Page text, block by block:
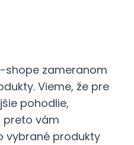
shope zameranom
Vieme, že pre
pohodlie,
preto vám
vybrané produkty